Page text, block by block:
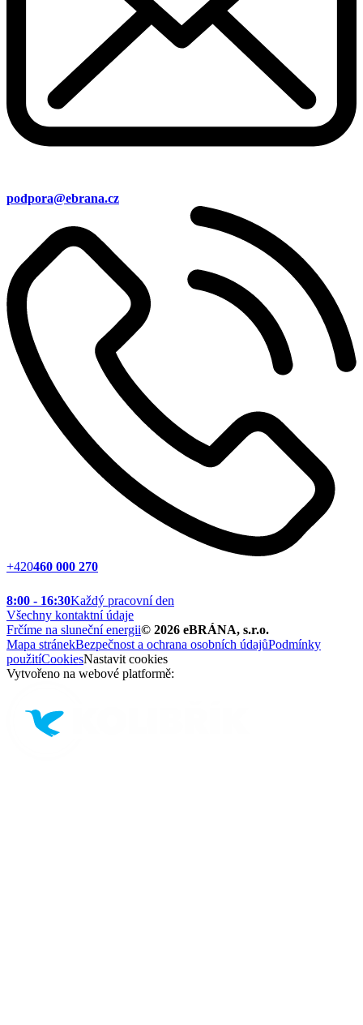
podpora@ebrana.cz
+420460 000 270
8:00 - 16:30Každý pracovní den
Všechny kontaktní údaje
Frčíme na sluneční energii© 2026 eBRÁNA, s.r.o.
Mapa stránekBezpečnost a ochrana osobních údajůPodmínky
použitíCookiesNastavit cookies
Vytvořeno na webové platformě: